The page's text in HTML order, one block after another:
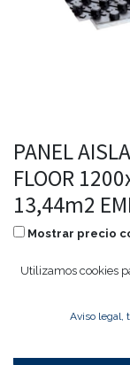
PANEL
FLOOR
13,44m2
Mostrar precio
230,01€ 184,01
Utilizamos cookies
Aviso legal,